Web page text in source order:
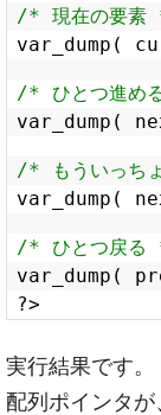
/* 現在の要
var_dump(
/* ひとつ進め
var_dump(
/* もういっち
var_dump(
/* ひとつ戻
var_dump(
?>
実行結果です。
配列ポインタ